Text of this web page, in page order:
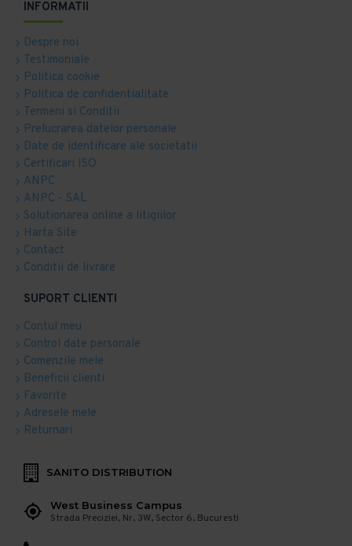
INFORMATII
Despre noi
Testimoniale
Politica cookie
Politica de confidentialitate
Termeni si Conditii
Prelucrarea datelor personale
Date de identificare ale societatii
Certificari ISO
ANPC
ANPC - SAL
Solutionarea online a litigiilor
Harta Site
Contact
Conditii de livrare
SUPORT CLIENTI
Contul meu
Control date personale
Comenzile mele
Beneficii clienti
Favorite
Adresele mele
Returnari
SANITO DISTRIBUTION
West Business Campus
Strada Preciziei, Nr, 3W, Sector 6, Bucuresti